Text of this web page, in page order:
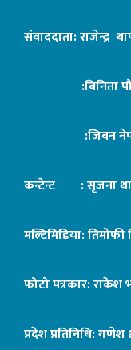
संवाददाता: राजेन्द्र
:बिनिता
:जिबन
कन्टेन्ट : सृजना
मल्टिमिडिया:
फोटो पत्रकार: राकेश
प्रदेश प्रतिनिधि: गणेश